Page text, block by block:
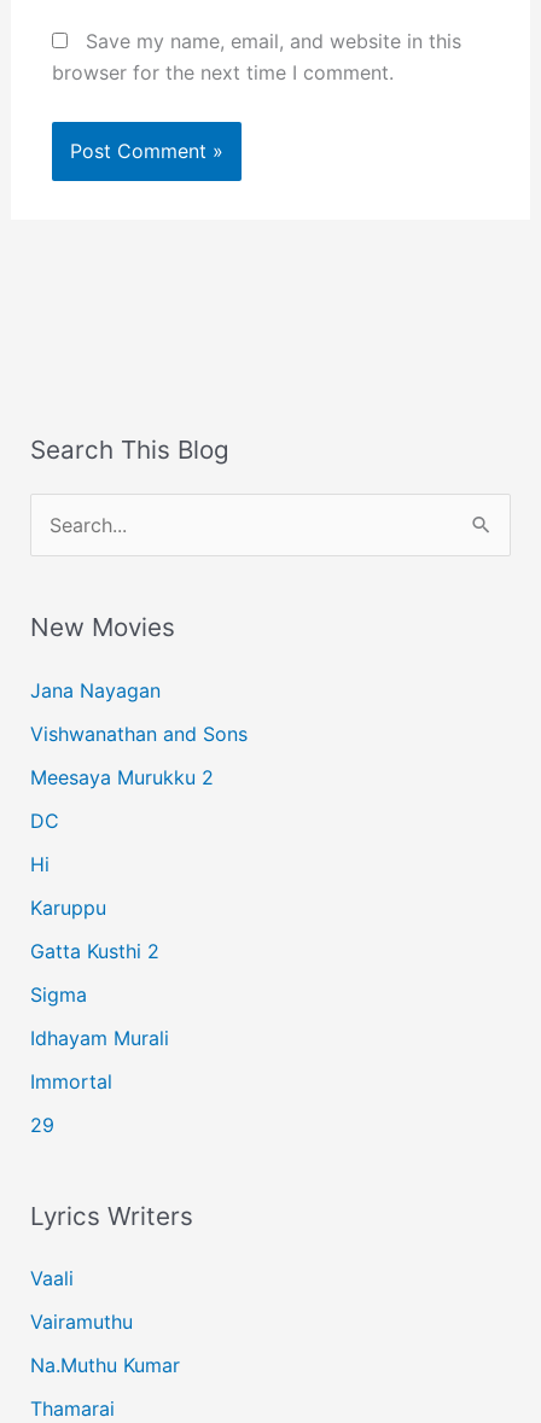
Save my name, email, and website in this
browser for the next time I comment.
Search This Blog
e
r
h
f
o
r
:
New Movies
Jana Nayagan
Vishwanathan and Sons
Meesaya Murukku 2
DC
Hi
Karuppu
Gatta Kusthi 2
Sigma
Idhayam Murali
Immortal
29
Lyrics Writers
Vaali
Vairamuthu
Na.Muthu Kumar
Thamarai